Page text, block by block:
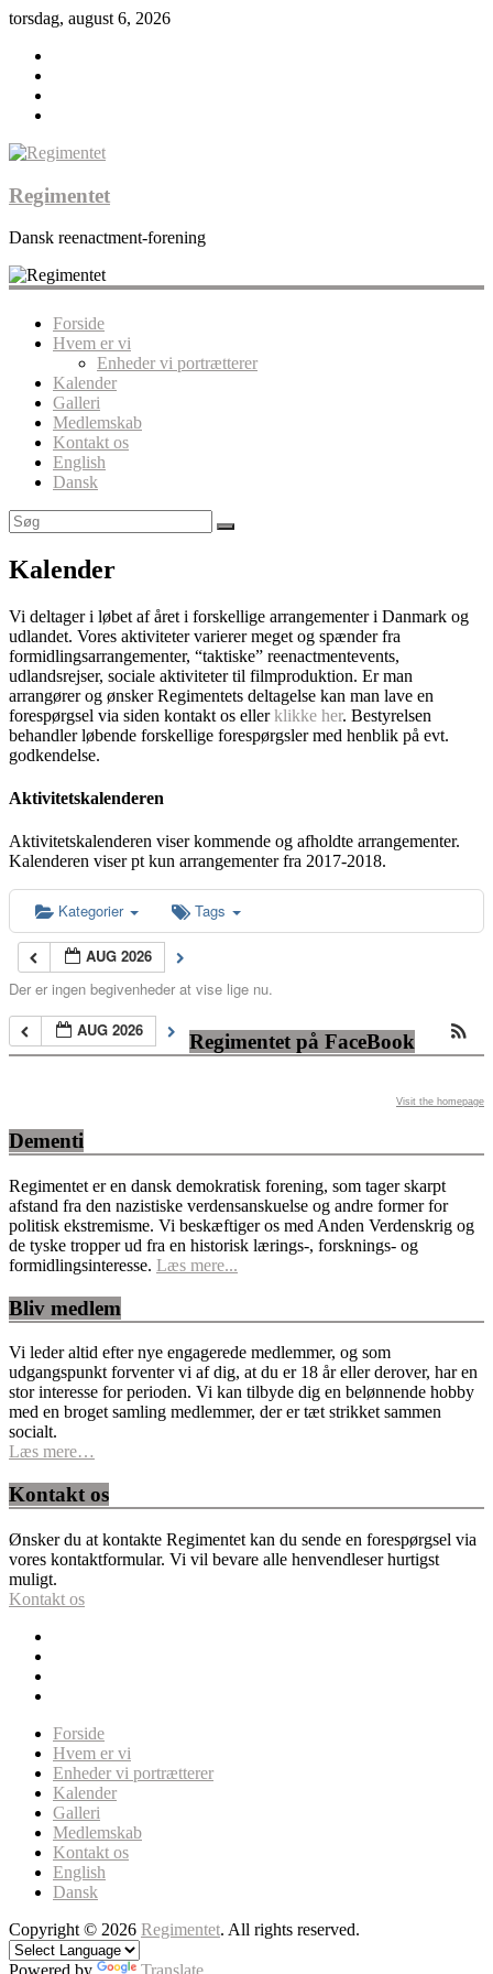
torsdag, august 6, 2026
Regimentet
Dansk reenactment-forening
Forside
Hvem er vi
Enheder vi portrætterer
Kalender
Galleri
Medlemskab
Kontakt os
English
Dansk
Kalender
Vi deltager i løbet af året i forskellige arrangementer i Danmark og
udlandet. Vores aktiviteter varierer meget og spænder fra
formidlingsarrangementer, “taktiske” reenactmentevents,
udlandsrejser, sociale aktiviteter til filmproduktion. Er man
arrangører og ønsker Regimentets deltagelse kan man lave en
forespørgsel via siden kontakt os ellerklikke her. Bestyrelsen
behandler løbende forskellige forespørgsler med henblik på evt.
godkendelse.
Aktivitetskalenderen
Aktivitetskalenderen viser kommende og afholdte arrangementer.
Kalenderen viser pt kun arrangementer fra 2017-2018.
Kategorier Tags
AUG 2026
Der er ingen begivenheder at vise lige nu.
AUG 2026
Regimentet på FaceBook
Visit the homepage
Dementi
Regimentet er en dansk demokratisk forening, som tager skarpt
afstand fra den nazistiske verdensanskuelse og andre former for
politisk ekstremisme. Vi beskæftiger os med Anden Verdenskrig og
de tyske tropper ud fra en historisk lærings-, forsknings- og
formidlingsinteresse. Læs mere...
Bliv medlem
Vi leder altid efter nye engagerede medlemmer, og som
udgangspunkt forventer vi af dig, at du er 18 år eller derover, har en
stor interesse for perioden. Vi kan tilbyde dig en belønnende hobby
med en broget samling medlemmer, der er tæt strikket sammen
socialt.
Læs mere…
Kontakt os
Ønsker du at kontakte Regimentet kan du sende en forespørgsel via
vores kontaktformular. Vi vil bevare alle henvendleser hurtigst
muligt.
Kontakt os
Forside
Hvem er vi
Enheder vi portrætterer
Kalender
Galleri
Medlemskab
Kontakt os
English
Dansk
Copyright © 2026 Regimentet. All rights reserved.
Powered by Translate